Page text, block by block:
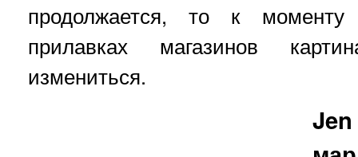
продолжается, то к
прилавках магазинов
измениться.